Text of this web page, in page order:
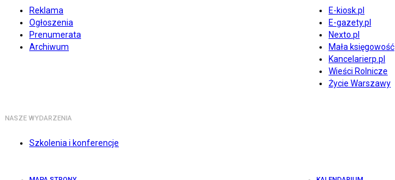
Reklama
Ogłoszenia
Prenumerata
Archiwum
E-kiosk.pl
E-gazety.pl
Nexto.pl
Mała księgowość
Kancelarierp.pl
Wieści Rolnicze
Życie Warszawy
NASZE WYDARZENIA
Szkolenia i konferencje